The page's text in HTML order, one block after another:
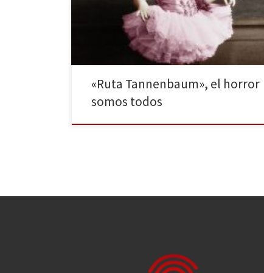
manera realista el período más oscuro de la historia.
Esta es una novela y un autor de esos que te alegras
infinitamente de haber […]
«Ruta Tannenbaum», el horror
somos todos